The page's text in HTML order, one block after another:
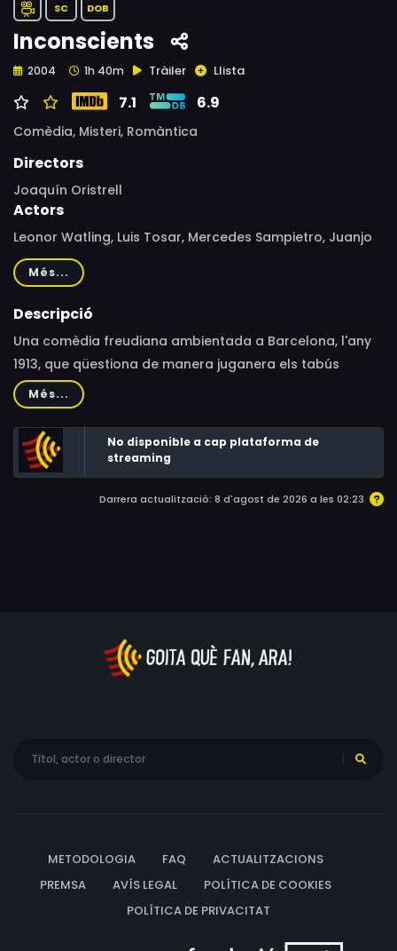
SC DOB
Inconscients
2004 1h 40m Tràiler Llista
7.1 6.9
Comèdia, Misteri, Romàntica
Directors
Joaquín Oristrell
Actors
Leonor Watling, Luis Tosar, Mercedes Sampietro, Juanjo
Puigcorbé, Àlex Brendemühl, Núria Prims, Ana Rayo
Més...
Descripció
Una comèdia freudiana ambientada a Barcelona, ​​l'any
1913, que qüestiona de manera juganera els tabús
sexuals a través d'una investigació a l'estil Sherlock
Holmes.
Més...
No disponible a cap plataforma de
streaming
Darrera actualització: 8 d'agost de 2026 a les 02:23
METODOLOGIA FAQ
ACTUALITZACIONS
PREMSA
AVÍS LEGAL
POLÍTICA DE COOKIES
POLÍTICA DE PRIVACITAT